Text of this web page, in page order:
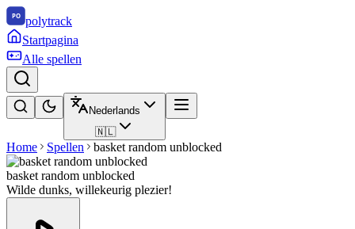
polytrack
Startpagina
Alle spellen
Nederlands
🇳🇱
Home Spellen basket random unblocked
basket random unblocked
Wilde dunks, willekeurig plezier!